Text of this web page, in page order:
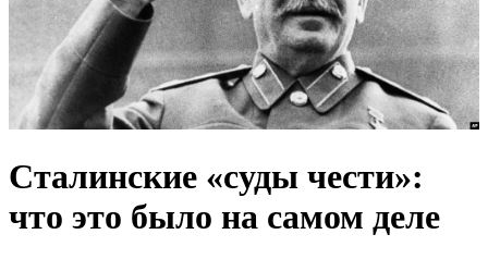
Сталинские «суды чести»:
что это было на самом деле